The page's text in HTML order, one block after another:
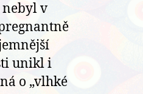
nebyl v
unikl i
o „vlhké